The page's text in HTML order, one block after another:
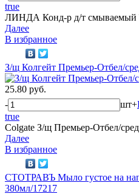
true
ЛИНДА Конд-р д/т смываемый
Далее
В избранное
З/щ Колгейт Премьер-Отбел/
25.80 руб.
-
шт+
true
Colgate З/щ Премьер-Отбел/
Далее
В избранное
СТОТРАВЪ Мыло густое на
380мл/17217